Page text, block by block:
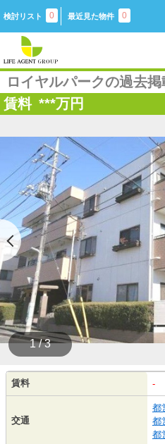
検討リスト 0 最近見た物件 0
ロイヤルパークの過去
賃料 ***万円
1 / 3
賃料 -
交通
都
都
都